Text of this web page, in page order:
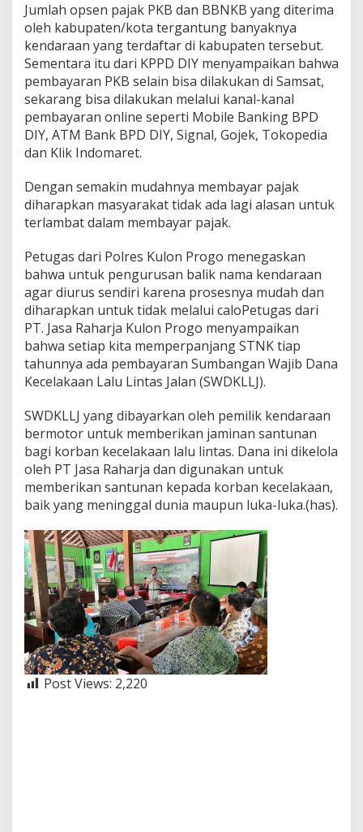
Jumlah opsen pajak PKB dan BBNKB yang diterima
oleh kabupaten/kota tergantung banyaknya
kendaraan yang terdaftar di kabupaten tersebut.
Sementara itu dari KPPD DIY menyampaikan bahwa
pembayaran PKB selain bisa dilakukan di Samsat,
sekarang bisa dilakukan melalui kanal-kanal
pembayaran online seperti Mobile Banking BPD
DIY, ATM Bank BPD DIY, Signal, Gojek, Tokopedia
dan Klik Indomaret.
Dengan semakin mudahnya membayar pajak
diharapkan masyarakat tidak ada lagi alasan untuk
terlambat dalam membayar pajak.
Petugas dari Polres Kulon Progo menegaskan
bahwa untuk pengurusan balik nama kendaraan
agar diurus sendiri karena prosesnya mudah dan
diharapkan untuk tidak melalui caloPetugas dari
PT. Jasa Raharja Kulon Progo menyampaikan
bahwa setiap kita memperpanjang STNK tiap
tahunnya ada pembayaran Sumbangan Wajib Dana
Kecelakaan Lalu Lintas Jalan (SWDKLLJ).
SWDKLLJ yang dibayarkan oleh pemilik kendaraan
bermotor untuk memberikan jaminan santunan
bagi korban kecelakaan lalu lintas. Dana ini dikelola
oleh PT Jasa Raharja dan digunakan untuk
memberikan santunan kepada korban kecelakaan,
baik yang meninggal dunia maupun luka-luka.(has).
Post Views: 2,220